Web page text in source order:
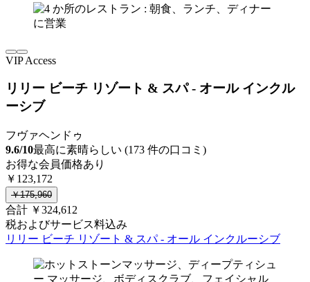
VIP Access
リリー ビーチ リゾート & スパ - オール インクル
ーシブ
フヴァヘンドゥ
9.6/10最高に素晴らしい (173 件の口コミ)
お得な会員価格あり
￥123,172
￥175,960
合計 ￥324,612
税およびサービス料込み
リリー ビーチ リゾート & スパ - オール インクルーシブ